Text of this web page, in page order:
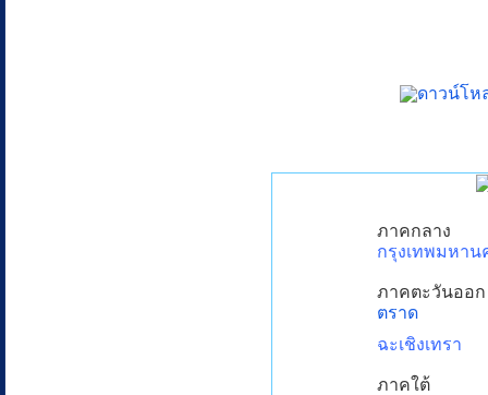
ภาคกลาง
กรุงเทพมหาน
ภาคตะวันออก
ตราด
ฉะเชิงเทรา
ภาคใต้